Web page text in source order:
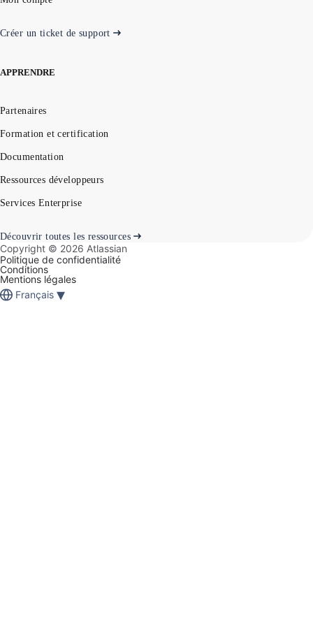
Créer un ticket de support
APPRENDRE
Partenaires
Formation et certification
Documentation
Ressources développeurs
Services Enterprise
Découvrir toutes les ressources
Copyright © 2026 Atlassian
Politique de confidentialité
Conditions
Mentions légales
Français ▾